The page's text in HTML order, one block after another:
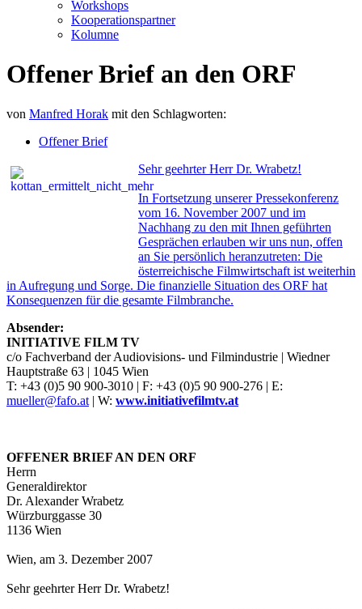
Workshops
Kooperationspartner
Kolumne
Offener Brief an den ORF
von Manfred Horak mit den Schlagworten:
Offener Brief
Sehr geehrter Herr Dr. Wrabetz!
In Fortsetzung unserer Pressekonferenz
vom 16. November 2007 und im
Nachhang zu den mit Ihnen geführten
Gesprächen erlauben wir uns nun, offen
an Sie persönlich heranzutreten: Die
österreichische Filmwirtschaft ist weiterhin
in Aufregung und Sorge. Die finanzielle Situation des ORF hat
Konsequenzen für die gesamte Filmbranche.
Absender:
INITIATIVE FILM TV
c/o Fachverband der Audiovisions- und Filmindustrie | Wiedner
Hauptstraße 63 | 1045 Wien
T: +43 (0)5 90 900-3010 | F: +43 (0)5 90 900-276 | E:
mueller@fafo.at | W: www.initiativefilmtv.at
OFFENER BRIEF AN DEN ORF
Herrn
Generaldirektor
Dr. Alexander Wrabetz
Würzburggasse 30
1136 Wien
Wien, am 3. Dezember 2007
Sehr geehrter Herr Dr. Wrabetz!